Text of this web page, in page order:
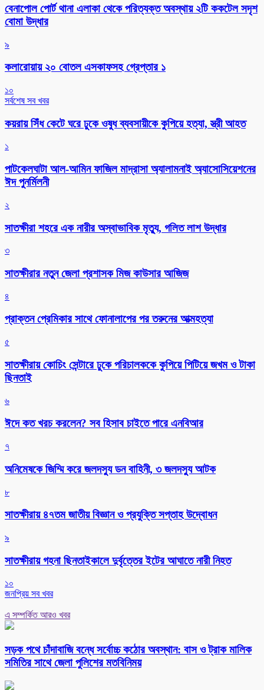
বেনাপোল পোর্ট থানা এলাকা থেকে পরিত্যক্ত অবস্থায় ২টি ককটেল সদৃশ
বোমা উদ্ধার
৯
কলারোয়ায় ২০ বোতল এসকাফসহ গ্রেপ্তার ১
১০
সর্বশেষ সব খবর
কয়রায় সিঁধ কেটে ঘরে ঢুকে ওষুধ ব্যবসায়ীকে কুপিয়ে হত্যা, স্ত্রী আহত
১
পাটকেলঘাটা আল-আমিন ফাজিল মাদ্রাসা অ্যালামনাই অ্যাসোসিয়েশনের
ঈদ পুনর্মিলনী
২
সাতক্ষীরা শহরে এক নারীর অস্বাভাবিক মৃত্যু, গলিত লাশ উদ্ধার
৩
সাতক্ষীরার নতুন জেলা প্রশাসক মিজ কাউসার আজিজ
৪
প্রাক্তন প্রেমিকার সাথে ফোনালাপের পর তরুনের আত্মহত্যা
৫
সাতক্ষীরায় কোচিং সেন্টারে ঢুকে পরিচালককে কুপিয়ে পিটিয়ে জখম ও টাকা
ছিনতাই
৬
ঈদে কত খরচ করলেন? সব হিসাব চাইতে পারে এনবিআর
৭
অনিমেষকে জিম্মি করে জলদস্যু ডন বাহিনী, ৩ জলদস্যু আটক
৮
সাতক্ষীরায় ৪৭তম জাতীয় বিজ্ঞান ও প্রযুক্তি সপ্তাহ উদ্বোধন
৯
সাতক্ষীরায় গহনা ছিনতাইকালে দুর্বৃত্তের ইটের আঘাতে নারী নিহত
১০
জনপ্রিয় সব খবর
এ সম্পর্কিত আরও খবর
সড়ক পথে চাঁদাবাজি বন্ধে সর্বোচ্চ কঠোর অবস্থান: বাস ও ট্রাক মালিক
সমিতির সাথে জেলা পুলিশের মতবিনিময়